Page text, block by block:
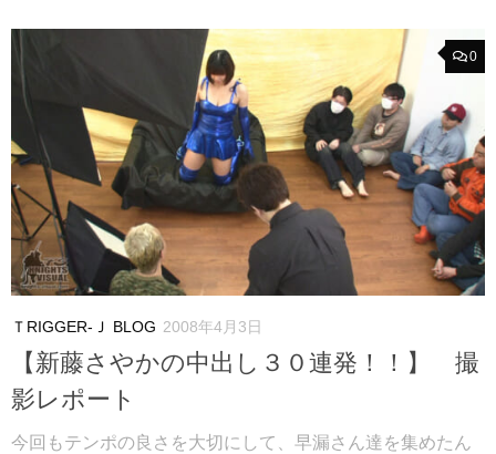
0
ＴRIGGER-Ｊ BLOG 2008年4月3日
【新藤さやかの中出し３０連発！！】 撮
影レポート
今回もテンポの良さを大切にして、早漏さん達を集めたん